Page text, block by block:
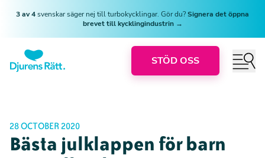
3 av 4svenskar säger nej till turbokycklingar. Gör du?Signera det öppna
brevet till kycklingindustrin →
STÖD OSS
28 OCTOBER 2020
Bästa julklappen för barn